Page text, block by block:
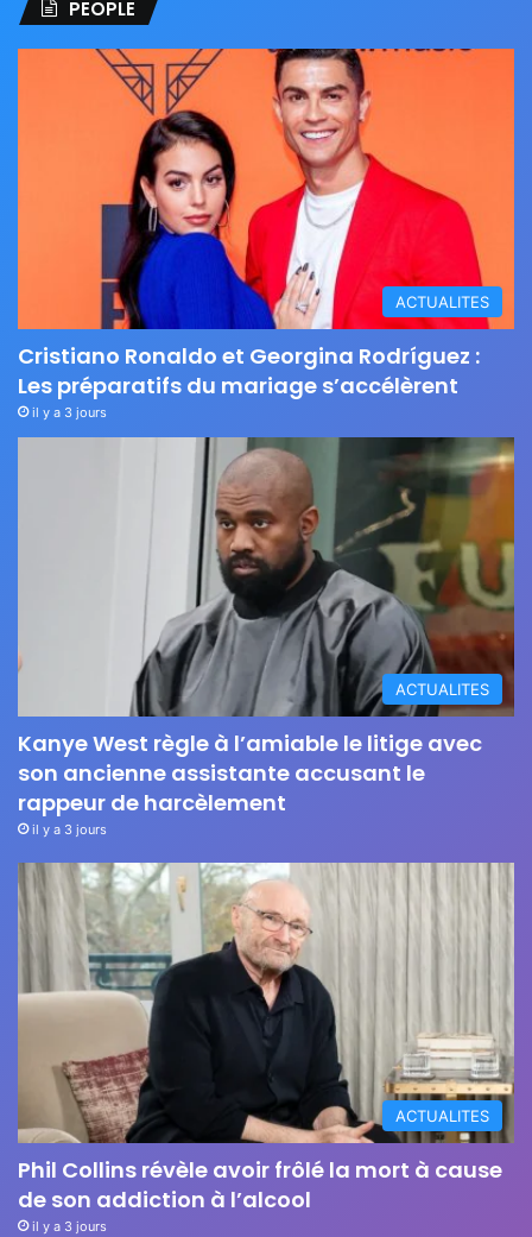
PEOPLE
ACTUALITES
Cristiano Ronaldo et Georgina Rodríguez :
Les préparatifs du mariage s’accélèrent
il y a 3 jours
ACTUALITES
Kanye West règle à l’amiable le litige avec
son ancienne assistante accusant le
rappeur de harcèlement
il y a 3 jours
ACTUALITES
Phil Collins révèle avoir frôlé la mort à cause
de son addiction à l’alcool
il y a 3 jours